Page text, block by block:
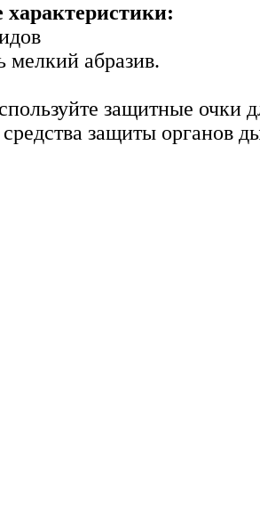
характеристики:
мелкий абразив.
защитные очки
защиты органов